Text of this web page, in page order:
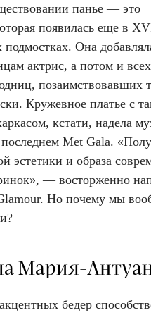
панье — это
появилась еще в
подмостках. Она
актрис, а потом и всех
позаимствовавших
Кружевное платье с
кстати, надела
Met Gala.
эстетики и образа
— восторженно
Но почему мы
Мария-
бедер